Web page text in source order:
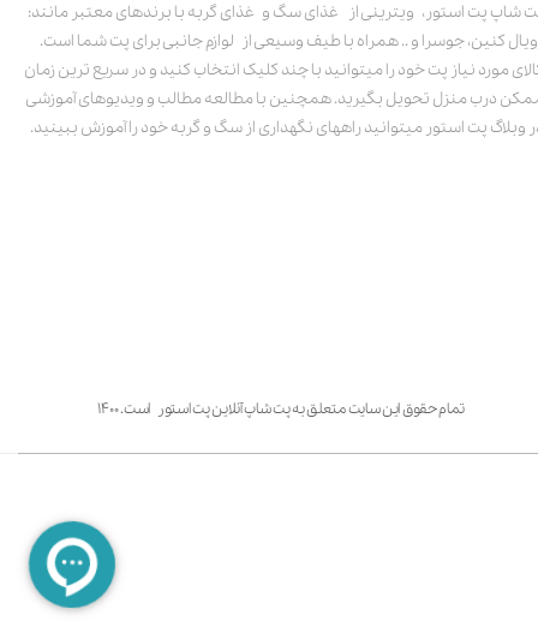
شاپ پت استور، ویترینی از غذای سگ و غذای گربه با برندهای معتبر مانند:
کنین، جوسرا و .. همراه با طیف وسیعی از لوازم جانبی برای پت شما است.
مورد نیاز پت خود را میتوانید با چند کلیک انتخاب کنید و در سریع ترین زمان
درب منزل تحویل بگیرید. همچنین با مطالعه مطالب و ویدیوهای آموزشی
وبلاگ پت استور میتوانید راههای نگهداری از سگ و گربه خود را آموزش ببینید.
تمام حقوق این سایت متعلق به پت شاپ آنلاین پت استور است. ۱۴۰۰